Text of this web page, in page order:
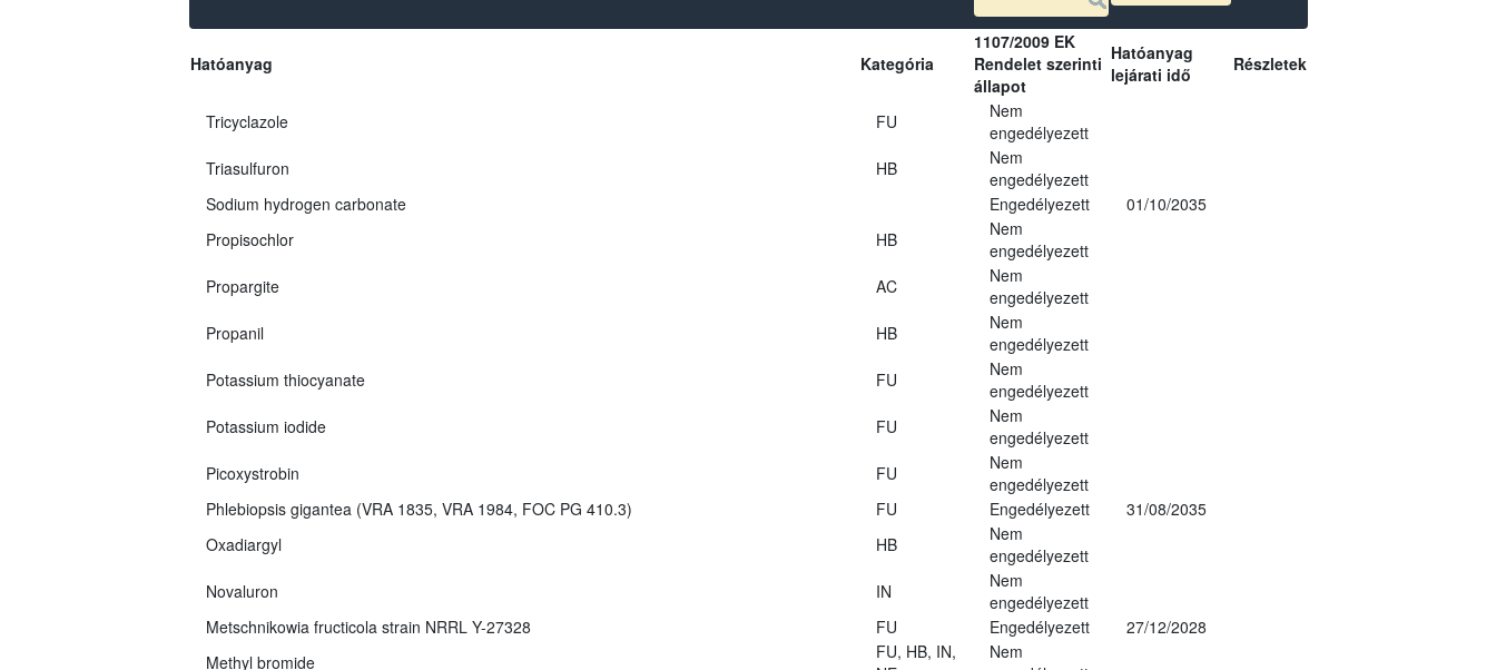
Hatóanyag Kategória
1107/2009 EK
Rendelet szerinti
állapot
Hatóanyag
lejárati idő
Részletek
Tricyclazole FU
Nem
engedélyezett
Triasulfuron
HB
Nem
engedélyezett
Sodium hydrogen carbonate
Engedélyezett
01/10/2035
Propisochlor
HB
Nem
engedélyezett
Propargite
AC
Nem
engedélyezett
Propanil
HB
Nem
engedélyezett
Potassium thiocyanate
FU
Nem
engedélyezett
Potassium iodide
FU
Nem
engedélyezett
Picoxystrobin
FU
Nem
engedélyezett
Phlebiopsis gigantea (VRA 1835, VRA 1984, FOC PG 410.3)
FU Engedélyezett
31/08/2035
Oxadiargyl
HB
Nem
engedélyezett
Novaluron
IN
Nem
engedélyezett
Metschnikowia fructicola strain NRRL Y-27328
FU Engedélyezett
27/12/2028
Methyl bromide
FU, HB, IN,
Nem